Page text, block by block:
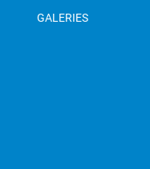
GALERIES